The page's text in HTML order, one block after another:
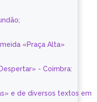
«Praça Alta»
- Coimbra:
e de diversos textos em